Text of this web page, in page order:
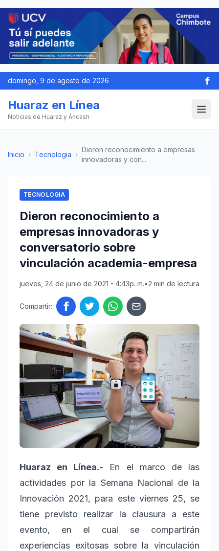
domingo, 9 de agosto de 2026
Huaraz en Línea
Noticias de Huaraz y Áncash
Inicio › Tecnologia ›
Dieron reconocimiento a empresas
innovadoras y con...
TECNOLOGIA
Dieron reconocimiento a
empresas innovadoras y
conversatorio sobre
vinculación academia-empresa
jueves, 24 de junio de 2021 - 4:43p. m.•2 min de lectura
Compartir:
Huaraz en Línea.- En el marco de las
actividades por la Semana Nacional de la
Innovación 2021, para este viernes 25, se
tiene previsto realizar la clausura a este
evento, en el cual se compartirán
experiencias exitosas sobre la vinculación